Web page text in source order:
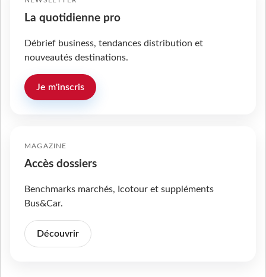
La quotidienne pro
Débrief business, tendances distribution et
nouveautés destinations.
Je m'inscris
MAGAZINE
Accès dossiers
Benchmarks marchés, Icotour et suppléments
Bus&Car.
Découvrir